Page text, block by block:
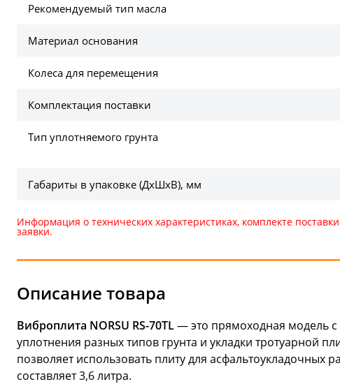
Рекомендуемый тип масла
Материал основания
Колеса для перемещения
Комплектация поставки
Тип уплотняемого грунта
Габариты в упаковке (ДхШхВ), мм
Информация о технических характеристиках, комплекте
заявки.
Описание товара
Виброплита NORSU RS-70TL— это прямоходная модель
уплотнения разных типов грунта и укладки тротуарной
позволяет использовать плиту для
составляет 3,6 литра.